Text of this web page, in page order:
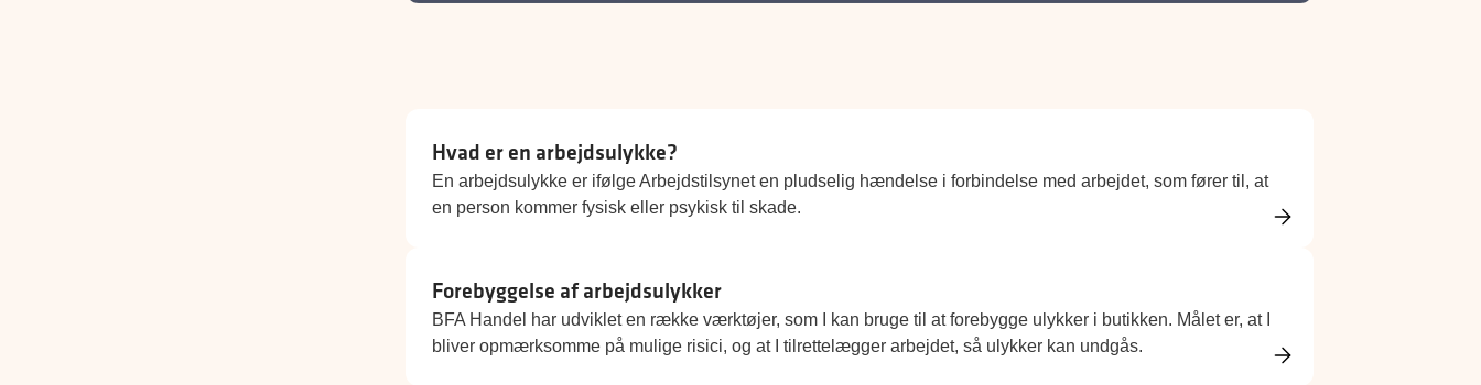
Hvad er en arbejdsulykke?
En arbejdsulykke er ifølge Arbejdstilsynet en pludselig hændelse i forbindelse med arbejdet, som fører til, at
en person kommer fysisk eller psykisk til skade.
Forebyggelse af arbejdsulykker
BFA Handel har udviklet en række værktøjer, som I kan bruge til at forebygge ulykker i butikken. Målet er, at I
bliver opmærksomme på mulige risici, og at I tilrettelægger arbejdet, så ulykker kan undgås.